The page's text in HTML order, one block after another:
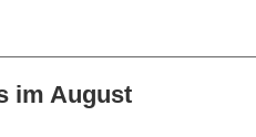
im August